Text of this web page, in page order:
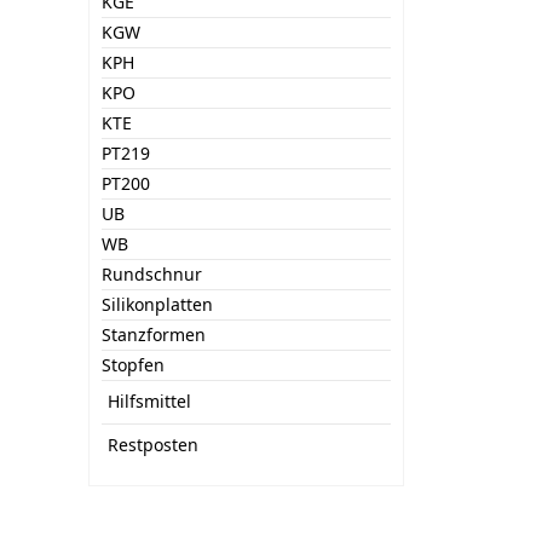
KGW
KPH
KPO
KTE
PT219
PT200
UB
WB
Rundschnur
Silikonplatten
Stanzformen
Stopfen
Hilfsmittel
Restposten